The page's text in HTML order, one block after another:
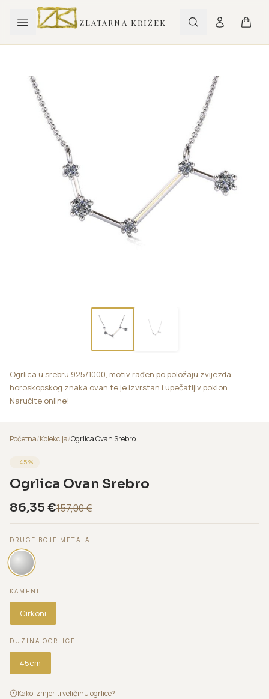
ZLATARNA KRIŽEK
Ogrlica u srebru 925/1000, motiv rađen po položaju zvijezda
horoskopskog znaka ovan te je izvrstan i upečatljiv poklon.
Naručite online!
Početna/Kolekcija/Ogrlica Ovan Srebro
−45%
Ogrlica Ovan Srebro
86,35 €157,00€
DRUGE BOJE METALA
KAMENI
Cirkoni
DUZINA OGRLICE
45cm
Kako izmjeriti veličinu ogrlice?